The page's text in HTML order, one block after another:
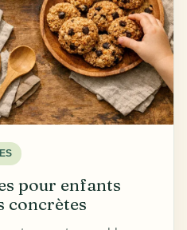
pour enfants
concrètes